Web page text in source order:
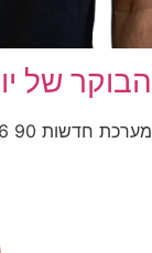
הבוקר של
מערכת חדשות 90